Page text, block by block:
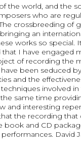
the world, and the
who are
crossbreeding of
an
works so special.
I have engaged
of recording the
been seduced
and the
involved in
same time
and interesting
the recording that
book and CD
David